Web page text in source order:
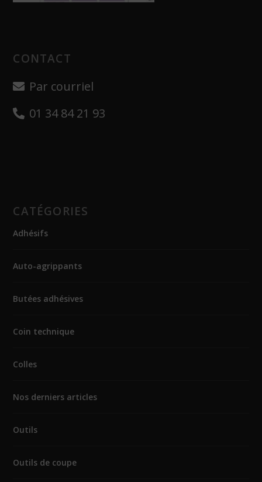
CONTACT
Par courriel
01 34 84 21 93
CATÉGORIES
Adhésifs
Auto-agrippants
Butées adhésives
Coin technique
Colles
Nos derniers articles
Outils
Outils de coupe